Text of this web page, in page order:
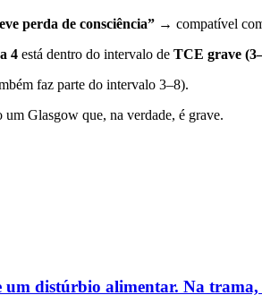
perda de consciência” → compatível
4 está dentro do intervalo de TCE grave
faz parte do intervalo 3–8).
Glasgow que, na verdade, é grave.
distúrbio alimentar. Na trama,